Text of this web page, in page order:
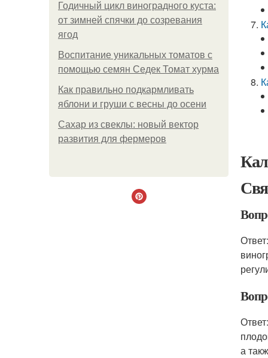
Годичный цикл виноградного куста:
от зимней спячки до созревания
ягод
Воспитание уникальных томатов с
помощью семян Седек Томат хурма
Как правильно подкармливать
яблони и груши с весны до осени
Сахар из свеклы: новый вектор
развития для фермеров
а